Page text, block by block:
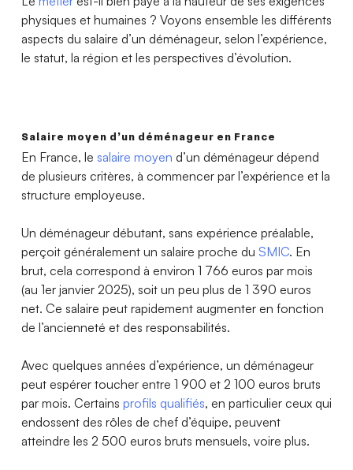
physiques et humaines ? Voyons ensemble les différents
aspects du salaire d’un déménageur, selon l’expérience,
le statut, la région et les perspectives d’évolution.
Salaire moyen d’un déménageur en France
En France, le salaire moyen d’un déménageur dépend
de plusieurs critères, à commencer par l’expérience et la
structure employeuse.
Un déménageur débutant, sans expérience préalable,
perçoit généralement un salaire proche du SMIC. En
brut, cela correspond à environ 1 766 euros par mois
(au 1er janvier 2025), soit un peu plus de 1 390 euros
net. Ce salaire peut rapidement augmenter en fonction
de l’ancienneté et des responsabilités.
Avec quelques années d’expérience, un déménageur
peut espérer toucher entre 1 900 et 2 100 euros bruts
par mois. Certains profils qualifiés, en particulier ceux qui
endossent des rôles de chef d’équipe, peuvent
atteindre les 2 500 euros bruts mensuels, voire plus.